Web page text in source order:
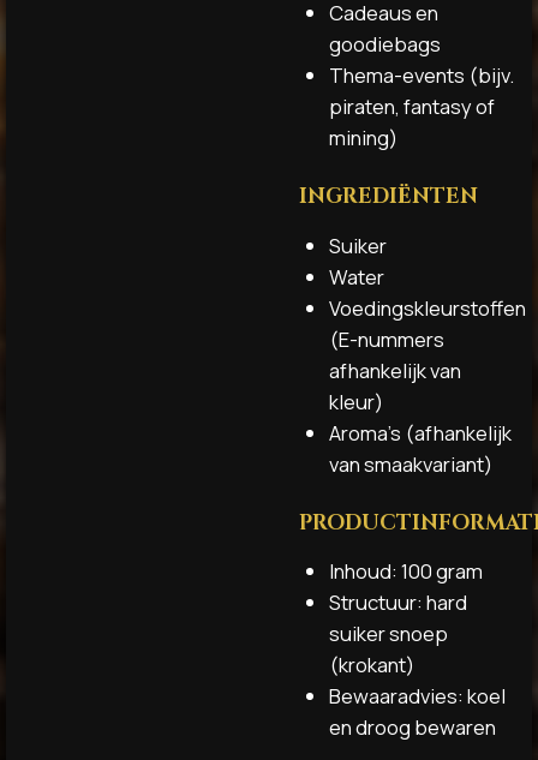
Cadeaus en
goodiebags
Thema-events (bijv.
piraten, fantasy of
mining)
INGREDIËNTEN
Suiker
Water
Voedingskleurstoffen
(E-nummers
afhankelijk van
kleur)
Aroma’s (afhankelijk
van smaakvariant)
Inhoud: 100 gram
Structuur: hard
suiker snoep
(krokant)
Bewaaradvies: koel
en droog bewaren